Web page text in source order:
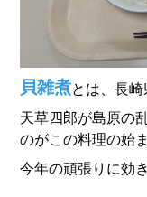
貝雑煮とは、長崎
天草四郎が島原の
のがこの料理の始
今年の頑張りに効